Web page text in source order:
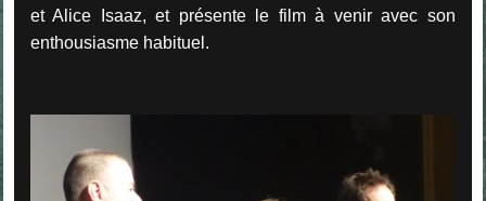
et Alice Isaaz, et présente le film à venir avec son
enthousiasme habituel.